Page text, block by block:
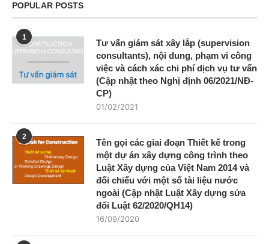
POPULAR POSTS
1
Tư vấn giám sát xây lắp (supervision
consultants), nội dung, phạm vi công
việc và cách xác chi phí dịch vụ tư vấn
(Cập nhật theo Nghị định 06/2021/NĐ-
CP)
01/02/2021
2
Tên gọi các giai đoạn Thiết kế trong
một dự án xây dựng công trình theo
Luật Xây dựng của Việt Nam 2014 và
đối chiếu với một số tài liệu nước
ngoài (Cập nhật Luật Xây dựng sửa
đổi Luật 62/2020/QH14)
16/09/2020